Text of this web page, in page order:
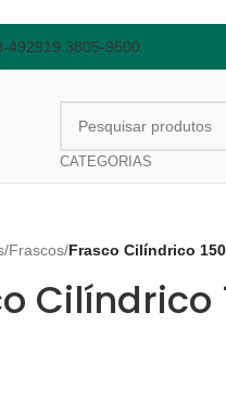
492919 3805-9500
CATEGORIAS
/Frascos/Frasco Cilíndrico
Cilíndrico